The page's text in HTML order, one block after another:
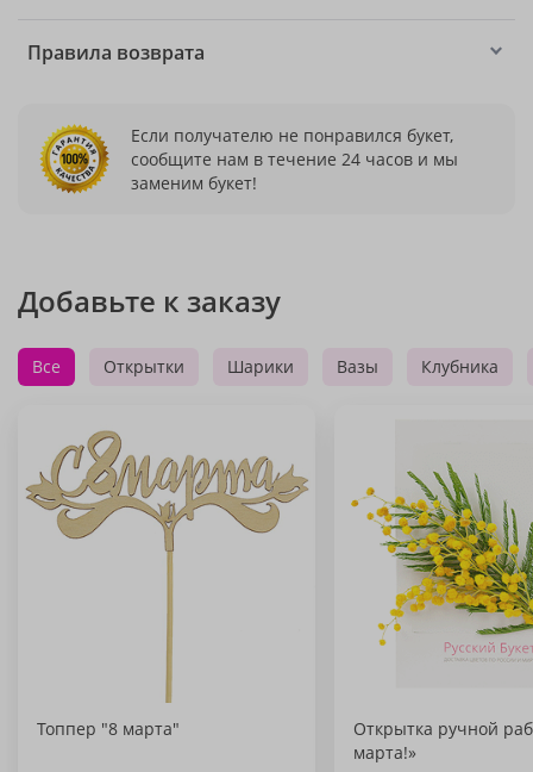
Правила возврата
Если получателю не понравился букет,
сообщите нам в течение 24 часов и мы
заменим букет!
Добавьте к заказу
Все Открытки Шарики Вазы Клубника
Топпер "8 марта"
Открытка ручной
марта!»